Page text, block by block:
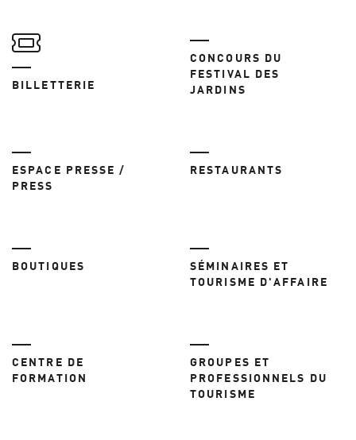
BILLETTERIE
CONCOURS DU
FESTIVAL DES
JARDINS
ESPACE PRESSE /
PRESS
RESTAURANTS
BOUTIQUES
SÉMINAIRES ET
TOURISME D'AFFAIRE
CENTRE DE
FORMATION
GROUPES ET
PROFESSIONNELS DU
TOURISME